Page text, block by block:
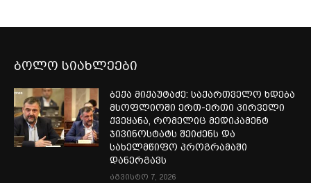
ბოლო სიახლეები
ბექა მიქაუტაძე: საქართველო ხდება
მსოფლიოში ერთ-ერთი პირველი
ქვეყანა, რომელიც მედიკამენტ
ჯივინოსტატს შეიძენს და
სახელმწიფო პროგრამაში
დანერგავს
აგვისტო 7, 2026